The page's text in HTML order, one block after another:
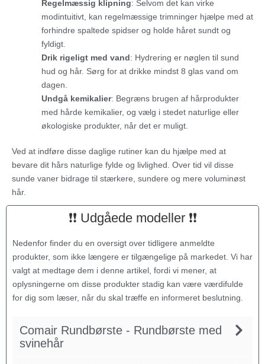
Regelmæssig klipning: Selvom det kan virke
modintuitivt, kan regelmæssige trimninger hjælpe med at
forhindre spaltede spidser og holde håret sundt og
fyldigt.
Drik rigeligt med vand: Hydrering er nøglen til sund
hud og hår. Sørg for at drikke mindst 8 glas vand om
dagen.
Undgå kemikalier: Begræns brugen af hårprodukter
med hårde kemikalier, og vælg i stedet naturlige eller
økologiske produkter, når det er muligt.
Ved at indføre disse daglige rutiner kan du hjælpe med at
bevare dit hårs naturlige fylde og livlighed. Over tid vil disse
sunde vaner bidrage til stærkere, sundere og mere voluminøst
hår.
❗❗ Udgåede modeller ❗❗
Nedenfor finder du en oversigt over tidligere anmeldte
produkter, som ikke længere er tilgængelige på markedet. Vi har
valgt at medtage dem i denne artikel, fordi vi mener, at
oplysningerne om disse produkter stadig kan være værdifulde
for dig som læser, når du skal træffe en informeret beslutning.
Comair Rundbørste - Rundbørste med
svinehår